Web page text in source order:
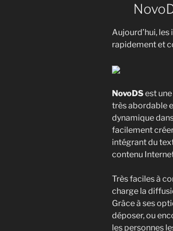
Aujourd’hui,
rapidement et
NovoDSest
très abordable
dynamique
facilement
intégrant du
contenu
Très faciles à
charge la
Grâce à ses
déposer, ou
les personnes